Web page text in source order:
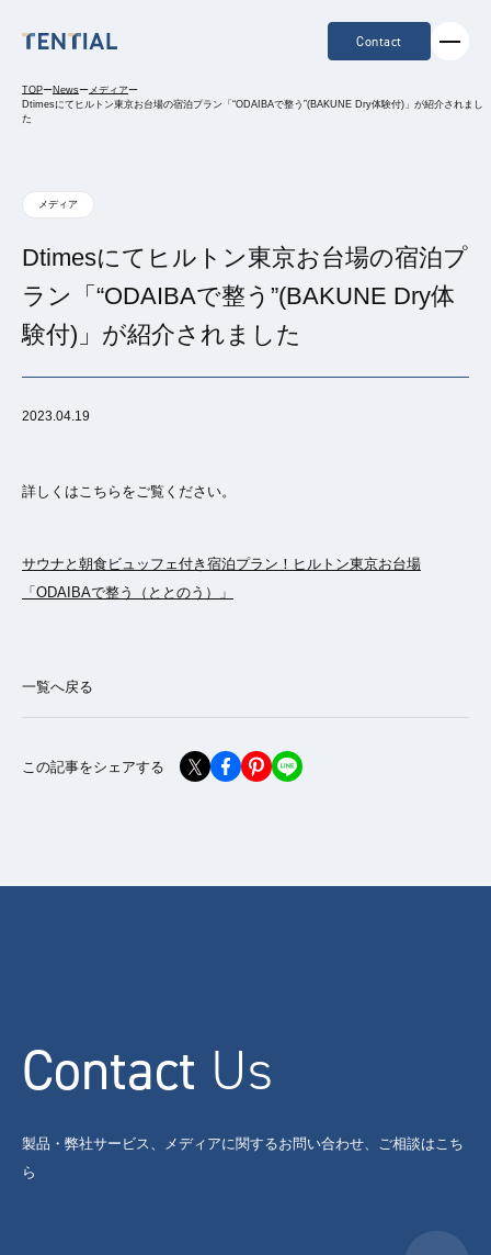
Contact
TOPーNewsーメディアー
Dtimesにてヒルトン東京お台場の宿泊プラン「“ODAIBAで整う”(BAKUNE Dry体験付)」が紹介されまし
た
メディア
Dtimesにてヒルトン東京お台場の宿泊プ
ラン「“ODAIBAで整う”(BAKUNE Dry体
験付)」が紹介されました
2023.04.19
詳しくはこちらをご覧ください。
サウナと朝食ビュッフェ付き宿泊プラン！ヒルトン東京お台場
「ODAIBAで整う（ととのう）」
一覧へ戻る
この記事をシェアする
Contact Us
製品・弊社サービス、メディアに関するお問い合わせ、ご相談はこち
ら